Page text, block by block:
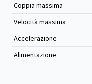
Coppia massima
Velocità massima
Accelerazione
Alimentazione